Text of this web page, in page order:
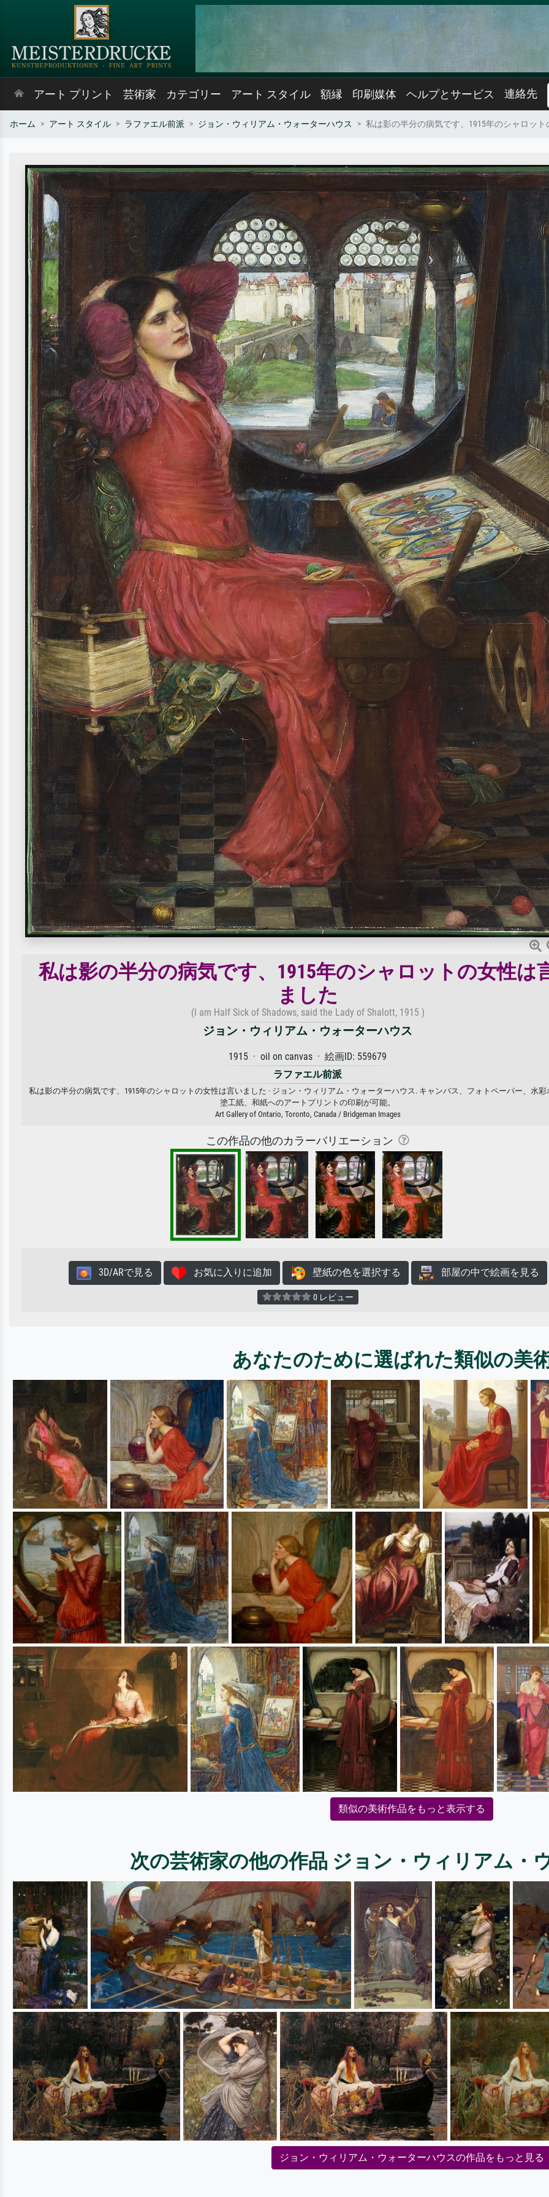
アート プリント 芸術家 カテゴリー アート スタイル 額縁 印刷媒体 ヘルプとサービス 連絡先
ホーム アート スタイル ラファエル前派 ジョン・ウィリアム・ウォーターハウス 私は影の半分の病気です、1915年のシャロッ
私は影の半分の病気です、1915年のシャロットの女性は
ました
(I am Half Sick of Shadows, said the Lady of Shalott, 1915 )
ジョン・ウィリアム・ウォーターハウス
1915 · oil on canvas · 絵画ID: 559679
ラファエル前派
私は影の半分の病気です、1915年のシャロットの女性は言いました · ジョン・ウィリアム・ウォーターハウス. キャンバス、フォトペーパー、水
塗工紙、和紙へのアートプリントの印刷が可能。
Art Gallery of Ontario, Toronto, Canada / Bridgeman Images
この作品の他のカラーバリエーション
3D/ARで見る お気に入りに追加 壁紙の色を選択する 部屋の中で絵画を見る
0 レビュー
あなたのために選ばれた類似の美
類似の美術作品をもっと表示する
次の芸術家の他の作品 ジョン・ウィリアム・
ジョン・ウィリアム・ウォーターハウスの作品をもっと見る